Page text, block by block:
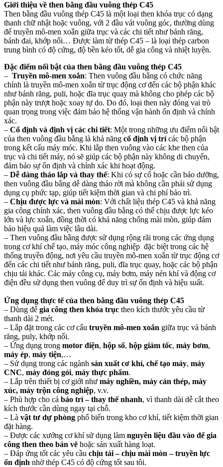
Giới thiệu về then bằng đầu vuông thép C45
Then bằng đầu vuông thép C45 là một loại then khóa trục có dạng
thanh chữ nhật hoặc vuông, với 2 đầu vát vuông góc, thường dùng
để truyền mô-men xoắn giữa trục và các chi tiết như bánh răng,
bánh đai, khớp nối… Được làm từ thép C45 – là loại thép carbon
trung bình có độ cứng, độ bền kéo tốt, dễ gia công và nhiệt luyện.
Đặc điểm nổi bật của then bằng đầu vuông thép C45
– Truyền mô-men xoắn: Then vuông đầu bằng có chức năng
chính là truyền mô-men xoắn từ trục động cơ đến các bộ phận khác
như bánh răng, puli, hoặc đĩa trục quay mà không cho phép các bộ
phận này trượt hoặc xoay tự do. Do đó, loại then này đóng vai trò
quan trọng trong việc đảm bảo hệ thống vận hành ổn định và chính
xác.
– Cố định và định vị các chi tiết: Một trong những ưu điểm nổi bật
của then vuông đầu bằng là khả năng cố định vị trícác bộ phận
trong kết cấu máy móc. Khi lắp then vuông vào các khe then của
trục và chi tiết máy, nó sẽ giúp các bộ phận này không di chuyển,
đảm bảo sự ổn định và chính xác khi hoạt động.
– Dễ dàng tháo lắp và thay thế: Khi có sự cố hoặc cần bảo dưỡng,
then vuông đầu bằng dễ dàng tháo rời mà không cần phải sử dụng
dụng cụ phức tạp, giúp tiết kiệm thời gian và chi phí bảo trì.
– Chịu được lực và mài mòn: Với chất liệu thép C45 và khả năng
gia công chính xác, then vuông đầu bằng có thể chịu được lực kéo
lớn và lực xoắn, đồng thời có khả năng chống mài mòn, giúp đảm
bảo hiệu quả làm việc lâu dài.
– Then vuông đầu bằng được sử dụng rộng rãi trong các ứng dụng
trong cơ khí chế tạo, máy móc công nghiệp đặc biệt trong các hệ
thống truyền động, nơi yêu cầu truyền mô-men xoắn từ trục động cơ
đến các chi tiết như bánh răng, puli, đĩa trục quay, hoặc các bộ phận
chịu tải khác. Các máy công cụ, máy bơm, máy nén khí và động cơ
điện đều sử dụng then vuông để duy trì sự ổn định và hiệu suất.
Ứng dụng thực tế của then bằng đầu vuông thép C45
– Dùng để gia công then khóa trục theo kích thước yêu cầu từ
thanh dài 2 mét.
– Lắp đặt trong các cơ cấu truyền mô-men xoắn giữa trục và bánh
răng, puly, khớp nối.
– Ứng dụng trong motor điện, hộp số, hộp giảm tốc, máy bơm,
máy ép, máy tiện,…
– Sử dụng trong các ngành sản xuất cơ khí, chế tạo máy, máy
CNC, máy đóng gói, máy thực phẩm.
– Lắp trên thiết bị cơ giới như máy nghiền, máy cán thép, máy
xúc, máy trộn công nghiệp, v.v.
– Phù hợp cho cả bảo trì – thay thế nhanh, vì thanh dài dễ cắt theo
kích thước cần dùng ngay tại chỗ.
– Là vật tư dự phòng phổ biến trong kho cơ khí, tiết kiệm thời gian
đặt hàng.
– Được các xưởng cơ khí sử dụng làm nguyên liệu đầu vào để gia
công then theo bản vẽ hoặc sản xuất hàng loạt.
– Đáp ứng tốt các yêu cầu chịu tải – chịu mài mòn – truyền lực
ổn định nhờ thép C45 có độ cứng tốt sau tôi.